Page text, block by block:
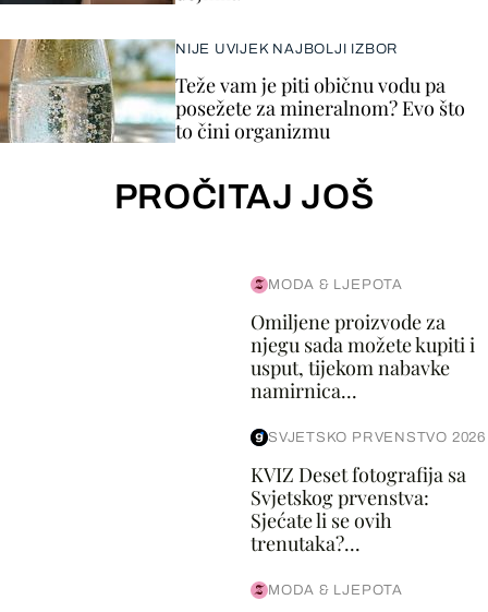
NIJE UVIJEK NAJBOLJI IZBOR
Teže vam je piti običnu vodu pa
posežete za mineralnom? Evo što
to čini organizmu
PROČITAJ JOŠ
MODA & LJEPOTA
Omiljene proizvode za
njegu sada možete kupiti i
usput, tijekom nabavke
namirnica...
SVJETSKO PRVENSTVO 2026
KVIZ Deset fotografija sa
Svjetskog prvenstva:
Sjećate li se ovih
trenutaka?...
MODA & LJEPOTA